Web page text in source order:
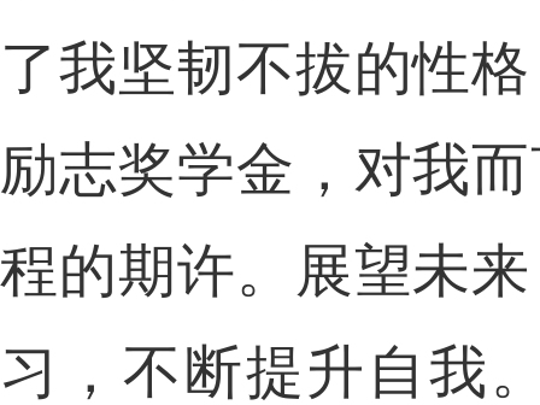
了我坚韧不拔的性
励志奖学金，对我
程的期许。展望未
习，不断提升自我